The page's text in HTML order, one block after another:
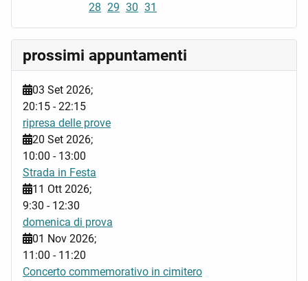
28 29 30 31
prossimi appuntamenti
03 Set 2026;
20:15 -22:15
ripresa delle prove
20 Set 2026;
10:00 - 13:00
Strada in Festa
11 Ott 2026;
9:30 - 12:30
domenica di prova
01 Nov 2026;
11:00 - 11:20
Concerto commemorativo in cimitero